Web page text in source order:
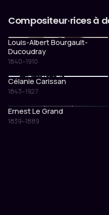
Compositeur·rices à
Louis-Albert Bourgault-
Ducoudray
1840–1910
Célanie Carissan
1843–1927
Ernest Le Grand
1839–1889